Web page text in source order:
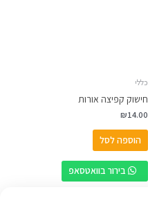
כללי
חישוק קפיצה אורות
₪14.00
הוספה לסל
בירור בוואטסאפ